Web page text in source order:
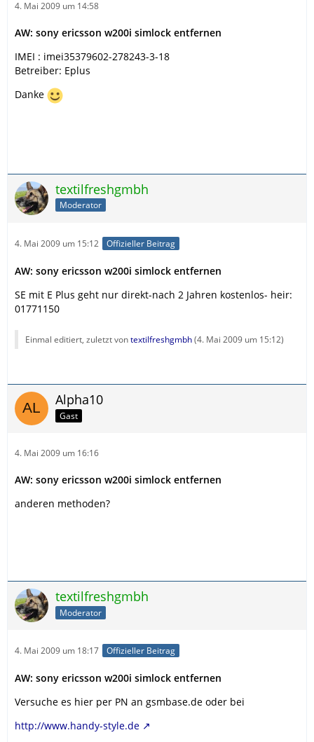
4. Mai 2009 um 14:58
AW: sony ericsson w200i simlock entfernen
IMEI : imei35379602-278243-3-18
Betreiber: Eplus
Danke
textilfreshgmbh
Moderator
4. Mai 2009 um 15:12 Offizieller Beitrag
AW: sony ericsson w200i simlock entfernen
SE mit E Plus geht nur direkt-nach 2 Jahren kostenlos- heir:
01771150
Einmal editiert, zuletzt vontextilfreshgmbh(4. Mai 2009 um 15:12)
Alpha10
Gast
4. Mai 2009 um 16:16
AW: sony ericsson w200i simlock entfernen
anderen methoden?
textilfreshgmbh
Moderator
4. Mai 2009 um 18:17 Offizieller Beitrag
AW: sony ericsson w200i simlock entfernen
Versuche es hier per PN an gsmbase.de oder bei
http://www.handy-style.de